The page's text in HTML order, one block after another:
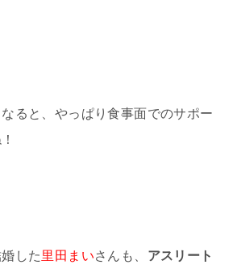
ると、やっぱり食事面でのサポー
した里田まいさんも、 アスリート